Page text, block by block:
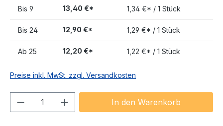
Bis 9 13,40 €* 1,34 €* / 1 Stück
Bis 24 12,90 €* 1,29 €* / 1 Stück
Ab 25 12,20 €* 1,22 €* / 1 Stück
Preise inkl. MwSt. zzgl. Versandkosten
Produkt Anzahl: Gib denIn den Warenkorb